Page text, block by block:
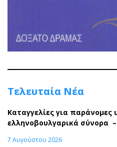
Τελευταία Νέα
Καταγγελίες για παράνομες
ελληνοβουλγαρικά σύνορα
7 Αυγούστου 2026